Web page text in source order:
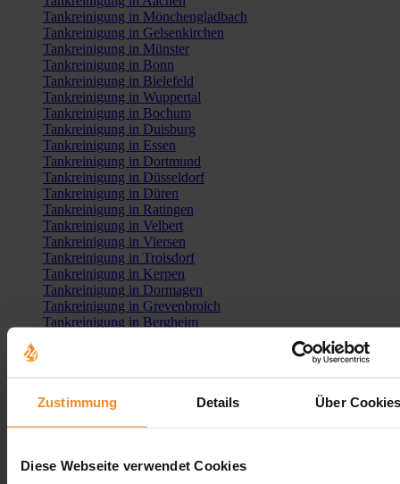
Zustimmung Details Über
Diese Webseite verwendet Cookies
Tankreinigung in Mönchengladbach
Tankreinigung in Gelsenkirchen
Tankreinigung in Münster
Tankreinigung in Bonn
Tankreinigung in Bielefeld
Tankreinigung in Wuppertal
Tankreinigung in Bochum
Tankreinigung in Duisburg
Tankreinigung in Essen
Tankreinigung in Dortmund
Tankreinigung in Düsseldorf
Tankreinigung in Düren
Tankreinigung in Ratingen
Tankreinigung in Velbert
Tankreinigung in Viersen
Tankreinigung in Troisdorf
Tankreinigung in Kerpen
Tankreinigung in Dormagen
Tankreinigung in Grevenbroich
Tankreinigung in Bergheim
Tankreinigung in Iserlohn
Tankreinigung in Lüdenscheid